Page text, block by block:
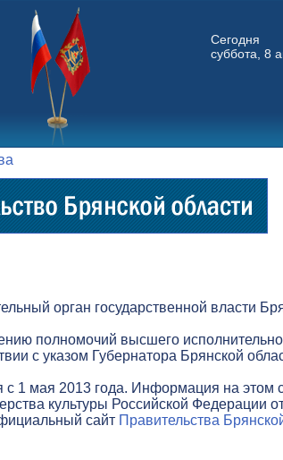
Сегодня
суббота, 8
орган государственной власти
полномочий высшего
с указом Губернатора Брянской
с 1 мая 2013 года. Информация на этом
культуры Российской Федерации
сайт Правительства